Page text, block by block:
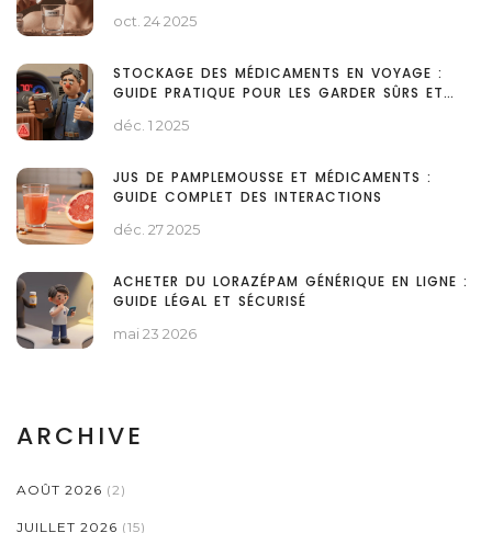
oct. 24 2025
STOCKAGE DES MÉDICAMENTS EN VOYAGE :
GUIDE PRATIQUE POUR LES GARDER SÛRS ET
déc. 1 2025
JUS DE PAMPLEMOUSSE ET MÉDICAMENTS :
GUIDE COMPLET DES INTERACTIONS
déc. 27 2025
ACHETER DU LORAZÉPAM GÉNÉRIQUE EN LIGNE :
GUIDE LÉGAL ET SÉCURISÉ
mai 23 2026
ARCHIVE
AOÛT 2026 (2)
JUILLET 2026 (15)